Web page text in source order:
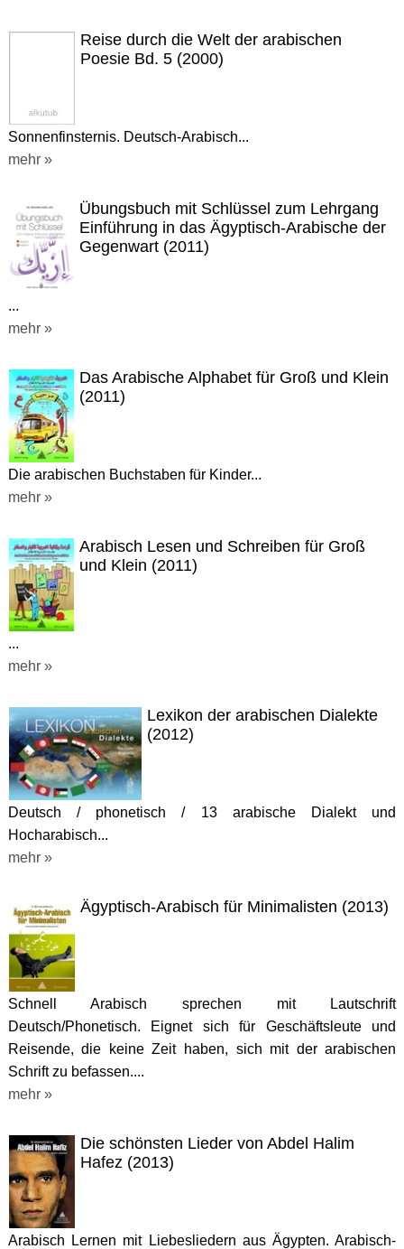
Reise durch die Welt der arabischen
Poesie Bd. 5 (2000)
Sonnenfinsternis. Deutsch-Arabisch...
mehr »
Übungsbuch mit Schlüssel zum Lehrgang
Einführung in das Ägyptisch-Arabische der
Gegenwart (2011)
...
mehr »
Das Arabische Alphabet für Groß und Klein
(2011)
Die arabischen Buchstaben für Kinder...
mehr »
Arabisch Lesen und Schreiben für Groß
und Klein (2011)
...
mehr »
Lexikon der arabischen Dialekte
(2012)
Deutsch / phonetisch / 13 arabische Dialekt und
Hocharabisch...
mehr »
Ägyptisch-Arabisch für Minimalisten (2013)
Schnell Arabisch sprechen mit Lautschrift
Deutsch/Phonetisch. Eignet sich für Geschäftsleute und
Reisende, die keine Zeit haben, sich mit der arabischen
Schrift zu befassen....
mehr »
Die schönsten Lieder von Abdel Halim
Hafez (2013)
Arabisch Lernen mit Liebesliedern aus Ägypten. Arabisch-